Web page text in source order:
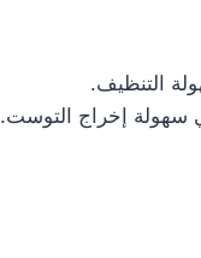
التنظيف.
سهولة إخراج التوست.